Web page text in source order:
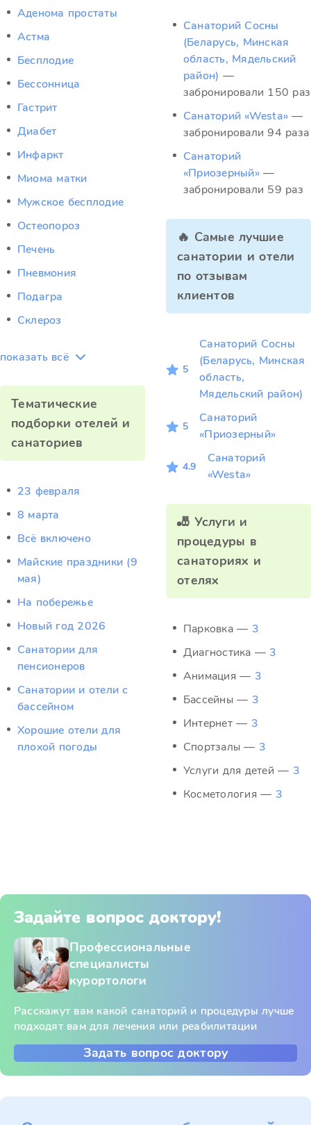
Аденома простаты
Астма
Бесплодие
Бессонница
Гастрит
Диабет
Инфаркт
Миома матки
Мужское бесплодие
Остеопороз
Печень
Пневмония
Подагра
Склероз
показать всё
Тематические
подборки отелей и
санаториев
23 февраля
8 марта
Всё включено
Майские праздники (9
мая)
На побережье
Новый год 2026
Санатории для
пенсионеров
Санатории и отели с
бассейном
Хорошие отели для
плохой погоды
Санаторий Сосны
(Беларусь, Минская
область, Мядельский
район) —
забронировали 150 раз
Санаторий «Westa» —
забронировали 94 раза
Санаторий
«Приозерный» —
забронировали 59 раз
🔥 Самые лучшие
санатории и отели
по отзывам
клиентов
5
Санаторий Сосны
(Беларусь, Минская
область,
Мядельский район)
5
Санаторий
«Приозерный»
4.9
Санаторий
«Westa»
🎳 Услуги и
процедуры в
санаториях и
отелях
Парковка — 3
Диагностика — 3
Анимация — 3
Бассейны — 3
Интернет — 3
Спортзалы — 3
Услуги для детей — 3
Косметология — 3
Задайте вопрос доктору!
Профессиональные
специалисты
курортологи
Расскажут вам какой санаторий и процедуры лучше
подходят вам для лечения или реабилитации
Задать вопрос доктору